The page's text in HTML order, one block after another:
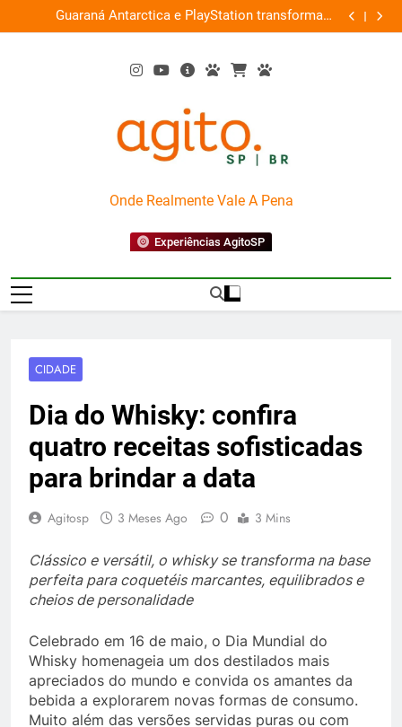
to
Guaraná Antarctica e PlayStation transformam
shopping em arena gamer gratuita
Busch
AgitoSP
Onde Realmente Vale A Pena
Experiências AgitoSP
CIDADE
Dia do Whisky: confira
quatro receitas sofisticadas
para brindar a data
Agitosp 3 Meses Ago 0 3 Mins
Clássico e versátil, o whisky se transforma na base
perfeita para coquetéis marcantes, equilibrados e
cheios de personalidade
Celebrado em 16 de maio, o Dia Mundial do
Whisky homenageia um dos destilados mais
apreciados do mundo e convida os amantes da
bebida a explorarem novas formas de consumo.
Muito além das versões servidas puras ou com